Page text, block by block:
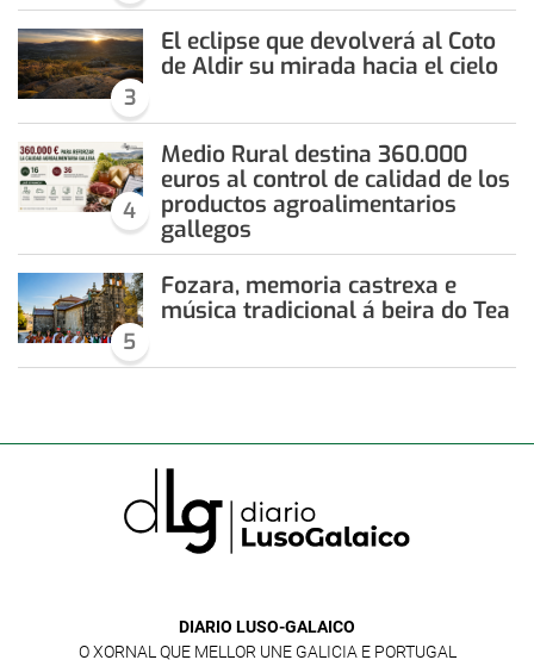
3
El eclipse que devolverá al Coto
de Aldir su mirada hacia el cielo
4
Medio Rural destina 360.000
euros al control de calidad de los
productos agroalimentarios
gallegos
5
Fozara, memoria castrexa e
música tradicional á beira do Tea
DIARIO LUSO-GALAICO
O XORNAL QUE MELLOR UNE GALICIA E PORTUGAL